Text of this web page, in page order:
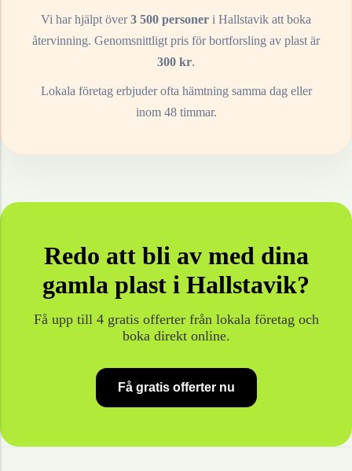
Vi har hjälpt över3 500 personer i Hallstavik att boka
återvinning. Genomsnittligt pris för bortforsling av plast är
300 kr.
Lokala företag erbjuder ofta hämtning samma dag eller
inom 48 timmar.
Redo att bli av med dina
gamla plast i Hallstavik?
Få upp till 4 gratis offerter från lokala företag och
boka direkt online.
Få gratis offerter nu